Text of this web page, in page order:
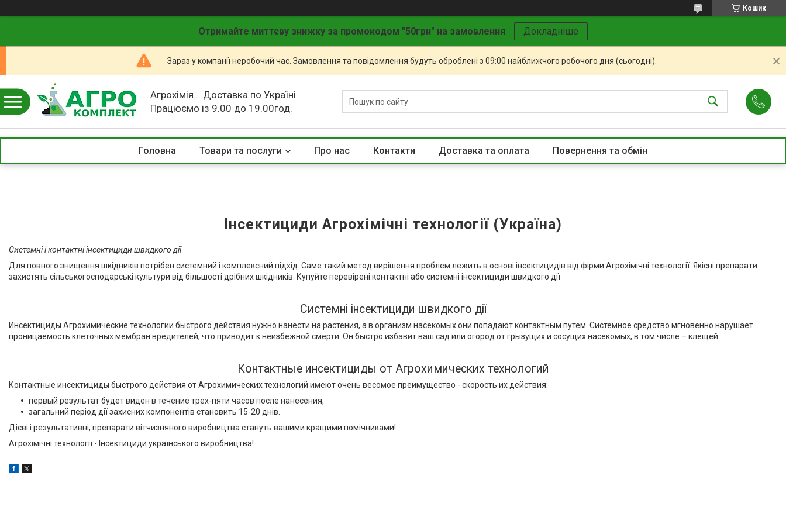
Кошик
Отримайте миттєву знижку за промокодом "50грн" на замовлення Докладніше
Зараз у компанії неробочий час. Замовлення та повідомлення будуть оброблені з 09:00 найближчого робочого дня (сьогодні).
Агрохімія... Доставка по Україні.
Працюємо із 9.00 до 19.00год.
Головна Товари та послуги Про нас Контакти Доставка та оплата Повернення та обмін
Інсектициди Агрохімічні технології (Україна)
Системні іконтактні інсектициди швидкого дії
Для повного знищення шкідників потрібен системний і комплексний підхід. Саме такий метод вирішення проблем лежить в основі інсектицидів від фірми Агрохімічні технології. Якісні препарати
захистять сільськогосподарські культури від більшості дрібних шкідників. Купуйте перевірені контактні або системні інсектициди швидкого дії
Системні інсектициди швидкого дії
Инсектициды Агрохимические технологии быстрого действия нужно нанести на растения, а в организм насекомых они попадают контактным путем. Системное средство мгновенно нарушает
проницаемость клеточных мембран вредителей, что приводит к неизбежной смерти. Он быстро избавит ваш сад или огород от грызущих и сосущих насекомых, в том числе – клещей.
Контактные инсектициды от Агрохимических технологий
Контактные инсектициды быстрого действия от Агрохимических технологий имеют очень весомое преимущество - скорость их действия:
первый результат будет виден в течение трех-пяти часов после нанесения,
загальний період дії захисних компонентів становить 15-20 днів.
Дієві і результативні, препарати вітчизняного виробництва стануть вашими кращими помічниками!
Агрохімічні технології - Інсектициди українського виробництва!